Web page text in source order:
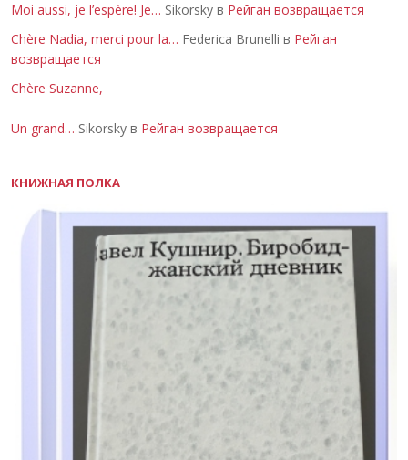
Moi aussi, je l’espère! Je… Sikorsky в Рейган возвращается
Chère Nadia, merci pour la… Federica Brunelli в Рейган
возвращается
Chère Suzanne,
Un grand… Sikorsky в Рейган возвращается
КНИЖНАЯ ПОЛКА